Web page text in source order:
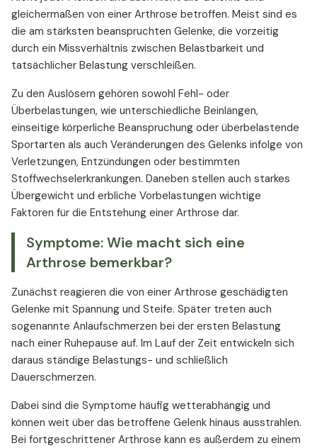
gleichermaßen von einer Arthrose betroffen. Meist sind es
die am stärksten beanspruchten Gelenke, die vorzeitig
durch ein Missverhältnis zwischen Belastbarkeit und
tatsächlicher Belastung verschleißen.
Zu den Auslösern gehören sowohl Fehl- oder
Überbelastungen, wie unterschiedliche Beinlängen,
einseitige körperliche Beanspruchung oder überbelastende
Sportarten als auch Veränderungen des Gelenks infolge von
Verletzungen, Entzündungen oder bestimmten
Stoffwechselerkrankungen. Daneben stellen auch starkes
Übergewicht und erbliche Vorbelastungen wichtige
Faktoren für die Entstehung einer Arthrose dar.
Symptome: Wie macht sich eine
Arthrose bemerkbar?
Zunächst reagieren die von einer Arthrose geschädigten
Gelenke mit Spannung und Steife. Später treten auch
sogenannte Anlaufschmerzen bei der ersten Belastung
nach einer Ruhepause auf. Im Lauf der Zeit entwickeln sich
daraus ständige Belastungs- und schließlich
Dauerschmerzen.
Dabei sind die Symptome häufig wetterabhängig und
können weit über das betroffene Gelenk hinaus ausstrahlen.
Bei fortgeschrittener Arthrose kann es außerdem zu einem